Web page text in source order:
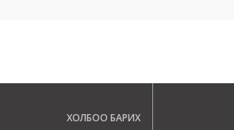
ХОЛБОО БАРИХ